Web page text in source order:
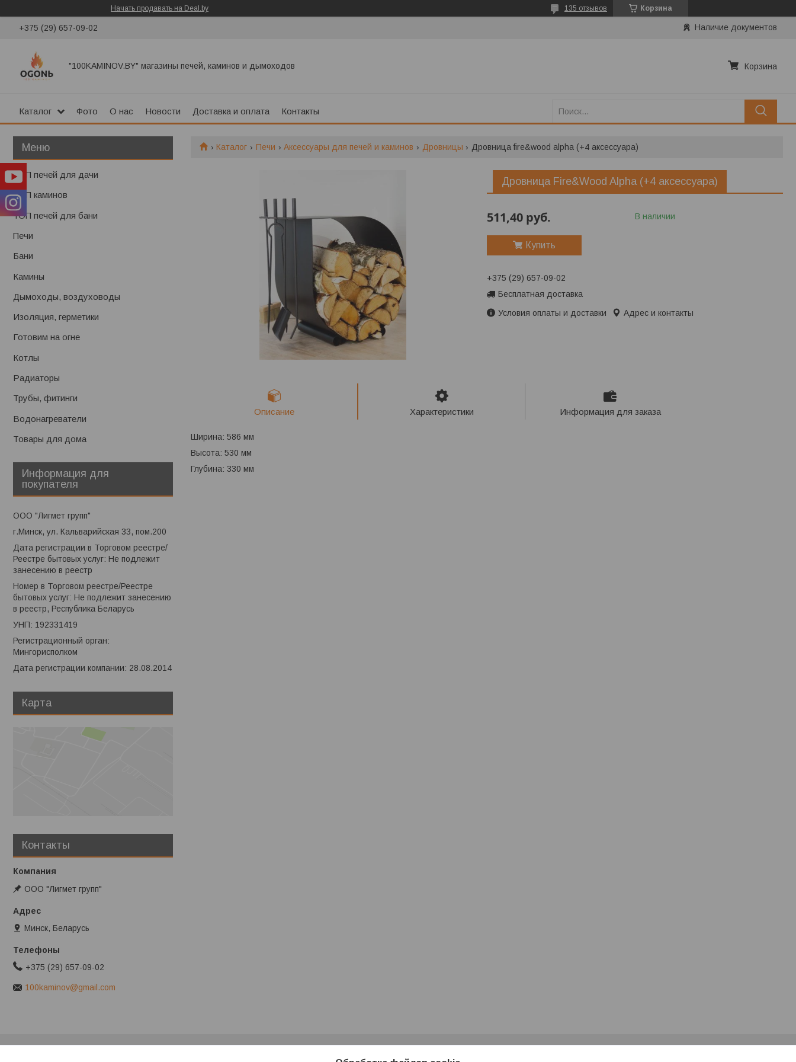
Начать продавать на Deal.by Корзина
135 отзывов
+375 (29) 657-09-02 Наличие документов
"100KAMINOV.BY" магазины печей, каминов и дымоходов Корзина
Каталог Фото О нас Новости Доставка и оплата Контакты
Каталог Печи Аксессуары для печей и каминов Дровницы Дровница fire&wood alpha (+4 аксессуара)
Дровница Fire&Wood Alpha (+4 аксессуара)
511,40 руб. В наличии
Купить
+375 (29) 657-09-02
Бесплатная доставка
Условия оплаты и доставки
Адрес и контакты
Описание Характеристики Информация для заказа
Ширина: 586 мм
Высота: 530 мм
Глубина: 330 мм
ТОП печей для дачи
ТОП каминов
ТОП печей для бани
Печи
Бани
Камины
Дымоходы, воздуховоды
Изоляция, герметики
Готовим на огне
Котлы
Радиаторы
Трубы, фитинги
Водонагреватели
Товары для дома
Информация для
покупателя
ООО "Лигмет групп"
г.Минск, ул. Кальварийская 33, пом.200
Дата регистрации в Торговом реестре/
Реестре бытовых услуг: Не подлежит
занесению в реестр
Номер в Торговом реестре/Реестре
бытовых услуг: Не подлежит занесению
в реестр, Республика Беларусь
УНП: 192331419
Регистрационный орган:
Мингорисполком
Дата регистрации компании: 28.08.2014
Карта
Контакты
ООО "Лигмет групп"
Минск, Беларусь
+375 (29) 657-09-02
100kaminov@gmail.com